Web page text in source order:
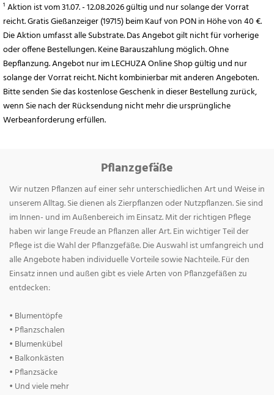
¹ Aktion ist vom 31.07. - 12.08.2026 gültig und nur solange der Vorrat
reicht. Gratis Gießanzeiger (19715) beim Kauf von PON in Höhe von 40 €.
Die Aktion umfasst alle Substrate. Das Angebot gilt nicht für vorherige
oder offene Bestellungen. Keine Barauszahlung möglich. Ohne
Bepflanzung. Angebot nur im LECHUZA Online Shop gültig und nur
solange der Vorrat reicht. Nicht kombinierbar mit anderen Angeboten.
Bitte senden Sie das kostenlose Geschenk in dieser Bestellung zurück,
wenn Sie nach der Rücksendung nicht mehr die ursprüngliche
Werbeanforderung erfüllen.
Pflanzgefäße
Wir nutzen Pflanzen auf einer sehr unterschiedlichen Art und Weise in
unserem Alltag. Sie dienen als Zierpflanzen oder Nutzpflanzen. Sie sind
im Innen- und im Außenbereich im Einsatz. Mit der richtigen Pflege
haben wir lange Freude an Pflanzen aller Art. Ein wichtiger Teil der
Pflege ist die Wahl der Pflanzgefäße. Die Auswahl ist umfangreich und
alle Angebote haben individuelle Vorteile sowie Nachteile. Für den
Einsatz innen und außen gibt es viele Arten von Pflanzgefäßen zu
entdecken:
• Blumentöpfe
• Pflanzschalen
• Blumenkübel
• Balkonkästen
• Pflanzsäcke
• Und viele mehr